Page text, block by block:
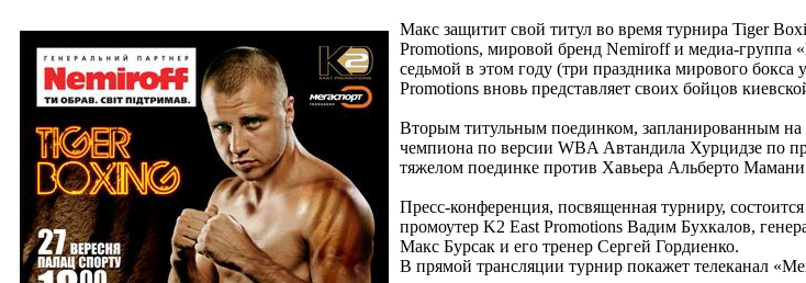
Макс защитит свой титул во время турнира Tiger
Promotions, мировой бренд Nemiroff и медиа-группа
седьмой в этом году (три праздника мирового
Promotions вновь представляет своих бойцов
Вторым титульным поединком, запланированным на
чемпиона по версии WBA Автандила Хурцидзе по
тяжелом поединке против Хавьера Альберто
Пресс-конференция, посвященная турниру,
промоутер K2 East Promotions Вадим Бухкалов,
Макс Бурсак и его тренер Сергей Гордиенко.
В прямой трансляции турнир покажет телеканал